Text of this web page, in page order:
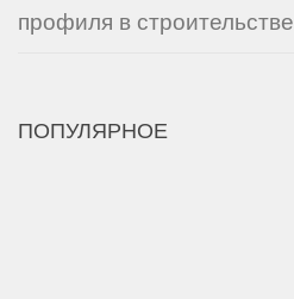
профиля в строительстве
ПОПУЛЯРНОЕ